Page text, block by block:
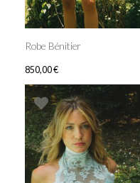
Robe Bénitier
850,00€